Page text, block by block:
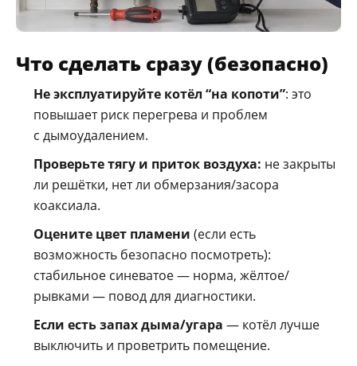
Что сделать сразу (безопасно)
Не эксплуатируйте котёл “на копоти”: это
повышает риск перегрева и проблем
с дымоудалением.
Проверьте тягу и приток воздуха: не закрыты
ли решётки, нет ли обмерзания/засора
коаксиала.
Оцените цвет пламени (если есть
возможность безопасно посмотреть):
стабильное синеватое — норма, жёлтое/
рывками — повод для диагностики.
Если есть запах дыма/угара — котёл лучше
выключить и проветрить помещение.